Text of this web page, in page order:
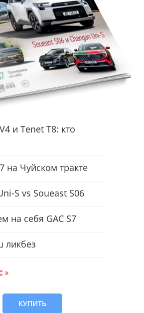
и Tenet T8: кто
на Чуйском тракте
S vs Soueast S06
на себя GAC S7
ликбез
КУПИТЬ